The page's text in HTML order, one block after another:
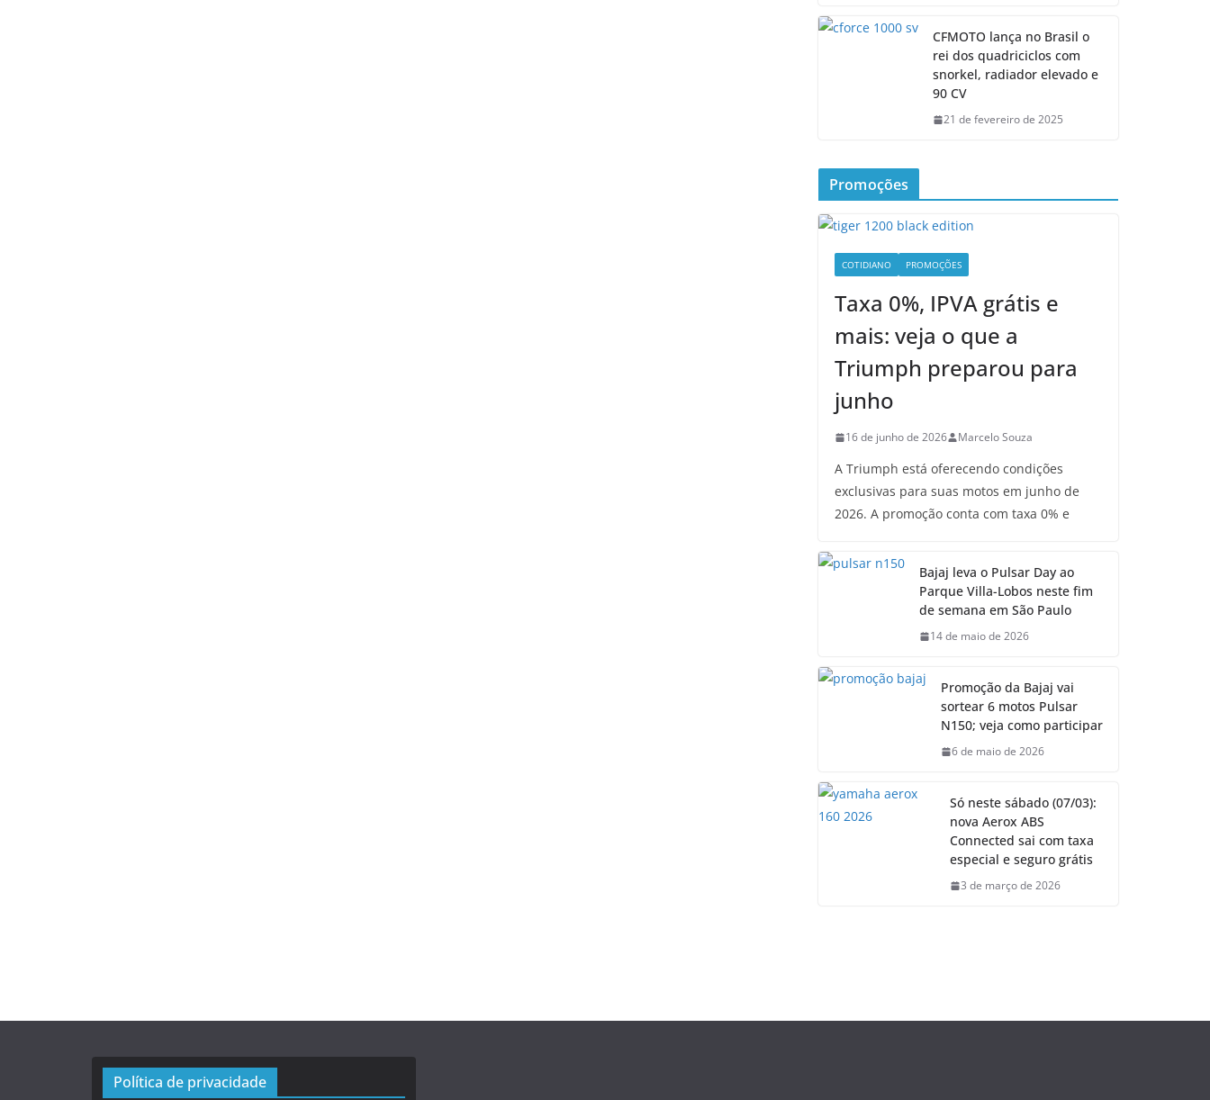
CFMOTO lança no Brasil o
rei dos quadriciclos com
snorkel, radiador elevado e
90 CV
21 de fevereiro de 2025
Promoções
COTIDIANO PROMOÇÕES
Taxa 0%, IPVA grátis e
mais: veja o que a
Triumph preparou para
junho
16 de junho de 2026 Marcelo Souza
A Triumph está oferecendo condições
exclusivas para suas motos em junho de
2026. A promoção conta com taxa 0% e
Bajaj leva o Pulsar Day ao
Parque Villa-Lobos neste fim
de semana em São Paulo
14 de maio de 2026
Promoção da Bajaj vai
sortear 6 motos Pulsar
N150; veja como participar
6 de maio de 2026
Só neste sábado (07/03):
nova Aerox ABS
Connected sai com taxa
especial e seguro grátis
3 de março de 2026
Política de privacidade